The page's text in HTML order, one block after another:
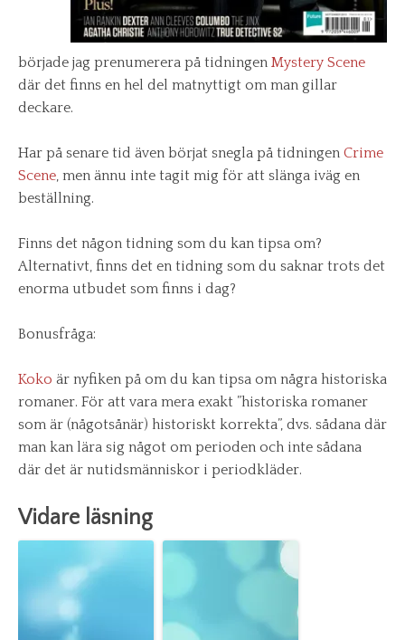
började jag prenumerera på tidningen Mystery Scene
där det finns en hel del matnyttigt om man gillar
deckare.
Har på senare tid även börjat snegla på tidningen Crime
Scene, men ännu inte tagit mig för att slänga iväg en
beställning.
Finns det någon tidning som du kan tipsa om?
Alternativt, finns det en tidning som du saknar trots det
enorma utbudet som finns i dag?
Bonusfråga:
Koko är nyfiken på om du kan tipsa om några historiska
romaner. För att vara mera exakt ”historiska romaner
som är (någotsånär) historiskt korrekta”, dvs. sådana där
man kan lära sig något om perioden och inte sådana
där det är nutidsmänniskor i periodkläder.
Vidare läsning